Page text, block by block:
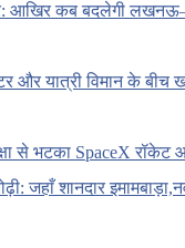
आखिर कब बदलेगी
और यात्री विमान के बीच
से भटका SpaceX
जहाँ शानदार